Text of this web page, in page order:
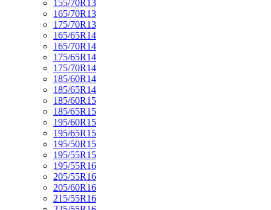
155/70R13
165/70R13
175/70R13
165/65R14
165/70R14
175/65R14
175/70R14
185/60R14
185/65R14
185/60R15
185/65R15
195/60R15
195/65R15
195/50R15
195/55R15
195/55R16
205/55R16
205/60R16
215/55R16